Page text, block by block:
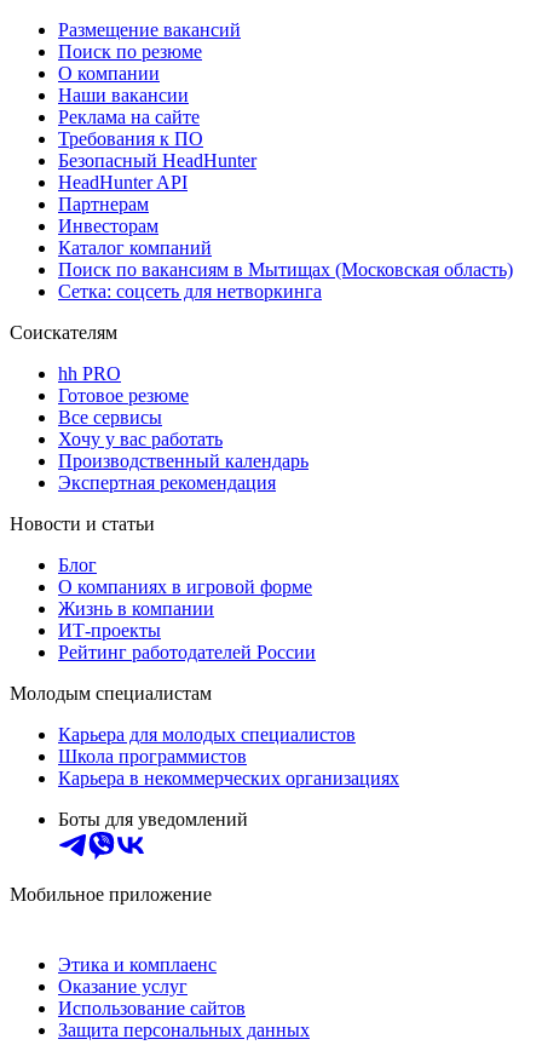
Размещение вакансий
Поиск по резюме
О компании
Наши вакансии
Реклама на сайте
Требования к ПО
Безопасный HeadHunter
HeadHunter API
Партнерам
Инвесторам
Каталог компаний
Поиск по вакансиям в Мытищах (Московская область)
Сетка: соцсеть для нетворкинга
Соискателям
hh PRO
Готовое резюме
Все сервисы
Хочу у вас работать
Производственный календарь
Экспертная рекомендация
Новости и статьи
Блог
О компаниях в игровой форме
Жизнь в компании
ИТ-проекты
Рейтинг работодателей России
Молодым специалистам
Карьера для молодых специалистов
Школа программистов
Карьера в некоммерческих организациях
Боты для уведомлений
Мобильное приложение
Этика и комплаенс
Оказание услуг
Использование сайтов
Защита персональных данных